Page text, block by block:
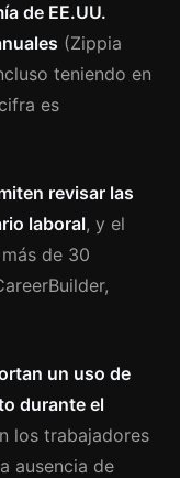
de EE.UU.
(Zippia
teniendo en
es
revisar las
laboral, y el
de 30
un uso de
durante el
los trabajadores
ausencia de